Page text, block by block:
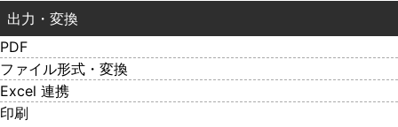
出力・変換
PDF
ファイル形式・変換
Excel 連携
印刷